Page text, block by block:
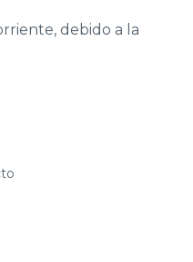
debido a la